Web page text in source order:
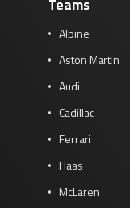
Alpine
Aston Martin
Audi
Cadillac
Ferrari
Haas
McLaren